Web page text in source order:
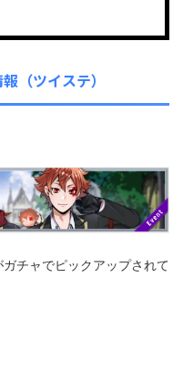
（ツイステ）
チャでピックアップされて